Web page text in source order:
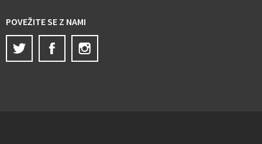
POVEŽITE SE Z NAMI
Twitter
Facebook